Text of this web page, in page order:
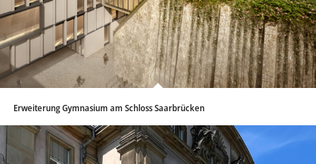
Erweiterung Gymnasium am Schloss Saarbrücken